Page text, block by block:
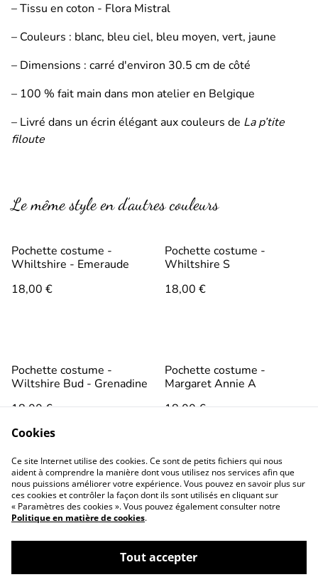
– Tissu en coton - Flora Mistral
– Couleurs : blanc, bleu ciel, bleu moyen, vert, jaune
– Dimensions : carré d'environ 30.5 cm de côté
– 100 % fait main dans mon atelier en Belgique
– Livré dans un écrin élégant aux couleurs de La p’tite
filoute
Le même style en d’autres couleurs
Pochette costume -
Whiltshire - Emeraude
18,00 €
Pochette costume -
Whiltshire S
18,00 €
Pochette costume -
Wiltshire Bud - Grenadine
18,00 €
Pochette costume -
Margaret Annie A
18,00 €
Conditions générales
Politique de
confidentialité
Cookies
Ce site Internet utilise des cookies. Ce sont de petits fichiers qui nous
aident à comprendre la manière dont vous utilisez nos services afin que
nous puissions améliorer votre expérience. Vous pouvez en savoir plus sur
ces cookies et contrôler la façon dont ils sont utilisés en cliquant sur
« Paramètres des cookies ». Vous pouvez également consulter notre
Politique en matière de cookies.
Tout accepter